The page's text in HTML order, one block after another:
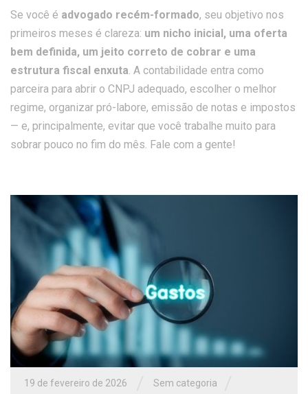
Se você é advogado recém-formado, seu objetivo nos
primeiros meses é clareza: um nicho inicial, uma oferta
bem definida, um jeito correto de cobrar e uma
estrutura fiscal enxuta . A contabilidade entra como
parceira para abrir o CNPJ adequado, escolher o melhor
regime, organizar pró-labore, emissão de notas e impostos
— e, principalmente, evitar que você trabalhe muito para
sobrar pouco no fim do mês. Fale com a gente!
19 de fevereiro de 2026 Sem categoria